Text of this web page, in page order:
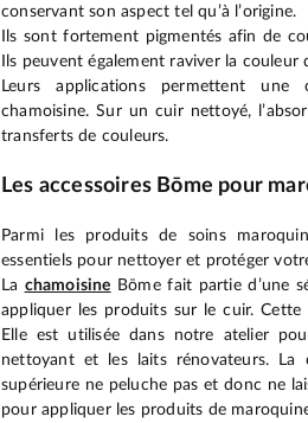
conservant son aspect tel qu’à l’origine.
Ils sont fortement pigmentés afin de
Ils peuvent également raviver la couleur
Leurs applications permettent une
chamoisine. Sur un cuir nettoyé,
transferts de couleurs.
Les accessoires Bōme pour
Parmi les produits de soins
essentiels pour nettoyer et protéger
La chamoisine Bōme fait partie d’une
appliquer les produits sur le cuir.
Elle est utilisée dans notre atelier
nettoyant et les laits rénovateurs.
supérieure ne peluche pas et donc ne
pour appliquer les produits de